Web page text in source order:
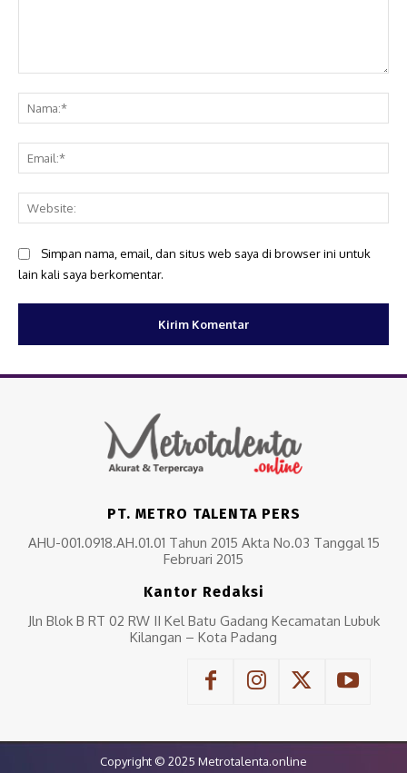
Simpan nama, email, dan situs web saya di browser ini untuk
lain kali saya berkomentar.
PT. METRO TALENTA PERS
AHU-001.0918.AH.01.01 Tahun 2015 Akta No.03 Tanggal 15
Februari 2015
Kantor Redaksi
Jln Blok B RT 02 RW II Kel Batu Gadang Kecamatan Lubuk
Kilangan – Kota Padang
Copyright © 2025 Metrotalenta.online